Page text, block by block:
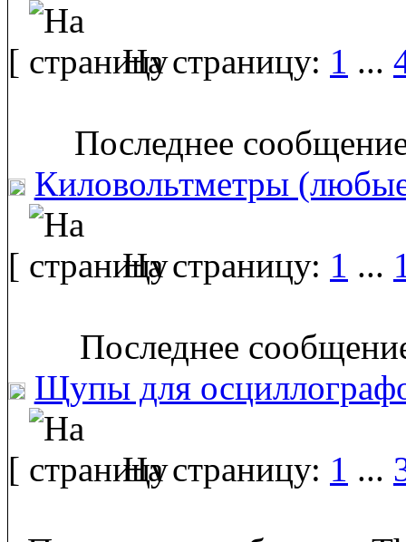
[ На страницу: 1 ...
Последнее
Киловольтметры
[ На страницу: 1 ...
Последнее
Щупы для
[ На страницу: 1 ...